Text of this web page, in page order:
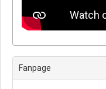
Fanpage